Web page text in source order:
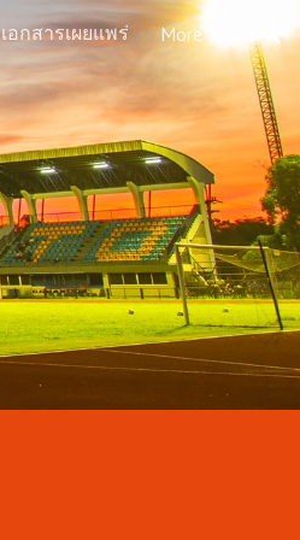
เอกสารเผยแพร่ More